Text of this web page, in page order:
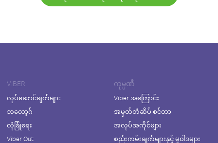
VIBER
လုပ်ဆောင်ချက်များ
ဘလော့ဂ်
လုံခြုံရေး
Viber Out
ကုမ္ပဏီ
Viber အကြောင်း
အမှတ်တံဆိပ် စင်တာ
အလုပ်အကိုင်များ
စည်းကမ်းချက်များနှင့် မူဝါဒများ